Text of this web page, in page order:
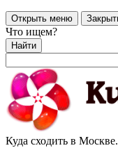
Открыть меню
Что ищем?
Найти
Куда сходить в